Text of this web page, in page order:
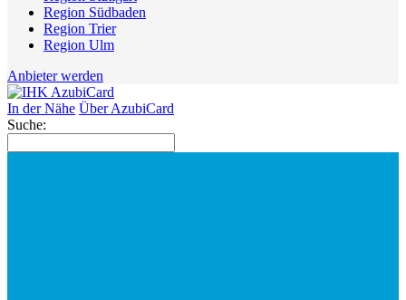
Region Südbaden
Region Trier
Region Ulm
Anbieter werden
In der Nähe Über AzubiCard
Suche: